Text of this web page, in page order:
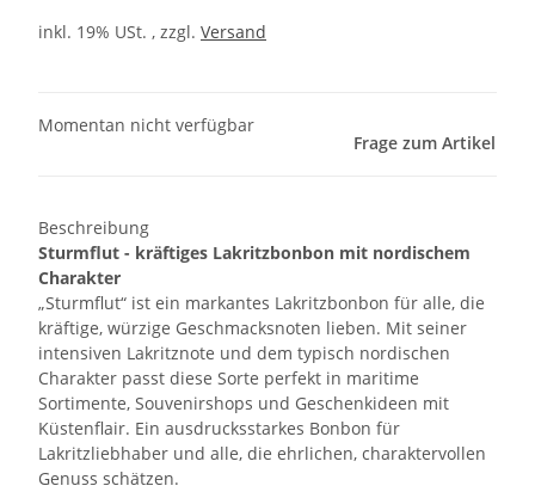
inkl. 19% USt. , zzgl. Versand
Momentan nicht verfügbar
Frage zum Artikel
Beschreibung
Sturmflut - kräftiges Lakritzbonbon mit nordischem
Charakter
„Sturmflut“ ist ein markantes Lakritzbonbon für alle, die
kräftige, würzige Geschmacksnoten lieben. Mit seiner
intensiven Lakritznote und dem typisch nordischen
Charakter passt diese Sorte perfekt in maritime
Sortimente, Souvenirshops und Geschenkideen mit
Küstenflair. Ein ausdrucksstarkes Bonbon für
Lakritzliebhaber und alle, die ehrlichen, charaktervollen
Genuss schätzen.